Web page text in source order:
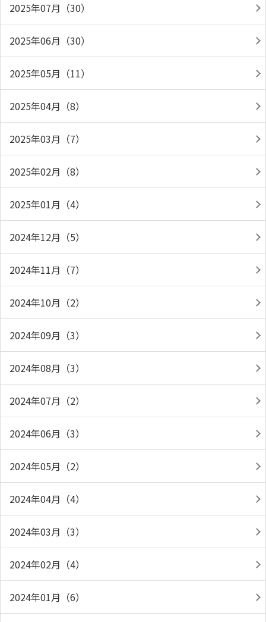
2025年07月（30）
2025年06月（30）
2025年05月（11）
2025年04月（8）
2025年03月（7）
2025年02月（8）
2025年01月（4）
2024年12月（5）
2024年11月（7）
2024年10月（2）
2024年09月（3）
2024年08月（3）
2024年07月（2）
2024年06月（3）
2024年05月（2）
2024年04月（4）
2024年03月（3）
2024年02月（4）
2024年01月（6）